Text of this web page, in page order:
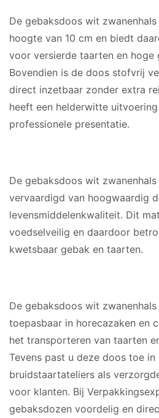
De gebaksdoos wit
hoogte van 10 cm en biedt
voor versierde taarten en hoge
Bovendien is de doos stofvrij
direct inzetbaar zonder extra
heeft een helderwitte
professionele presentatie.
De gebaksdoos wit
vervaardigd van hoogwaardig
levensmiddelenkwaliteit. Dit
voedselveilig en daardoor
kwetsbaar gebak en taarten.
De gebaksdoos wit
toepasbaar in horecazaken en
het transporteren van taarten
Tevens past u deze doos toe in
bruidstaartateliers als
voor klanten. Bij
gebaksdozen voordelig en